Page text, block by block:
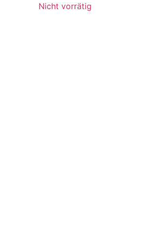
Nicht vorrätig